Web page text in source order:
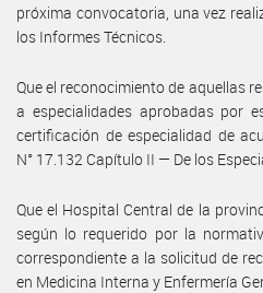
próxima convocatoria, una vez
los Informes Técnicos.
Que el reconocimiento de aquellas
a especialidades aprobadas por
certificación de especialidad de
N° 17.132 Capítulo II — De los
Que el Hospital Central de la
según lo requerido por la
correspondiente a la solicitud de
en Medicina Interna y Enfermería